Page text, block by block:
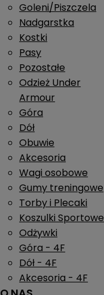
Goleni/Piszczela
Nadgarstka
Kostki
Pasy
Pozostałe
Odzież Under
Armour
Góra
Dół
Obuwie
Akcesoria
Wagi osobowe
Gumy treningowe
Torby i Plecaki
Koszulki Sportowe
Odżywki
Góra - 4F
Dół - 4F
Akcesoria - 4F